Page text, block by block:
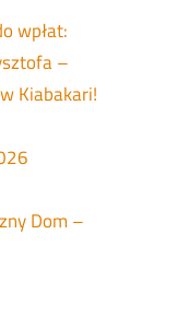
wpłat:
–
Kiabakari!
Dom –